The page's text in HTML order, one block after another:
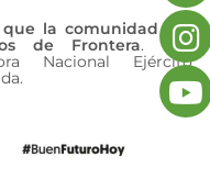
la comunidad fue
de Frontera. Una
Nacional Ejército